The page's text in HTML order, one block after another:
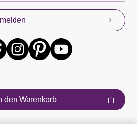
den Warenkorb